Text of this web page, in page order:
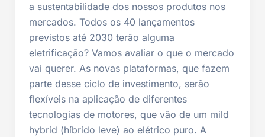
a sustentabilidade dos nossos produtos nos
mercados. Todos os 40 lançamentos
previstos até 2030 terão alguma
eletrificação? Vamos avaliar o que o mercado
vai querer. As novas plataformas, que fazem
parte desse ciclo de investimento, serão
flexíveis na aplicação de diferentes
tecnologias de motores, que vão de um mild
hybrid (híbrido leve) ao elétrico puro. A